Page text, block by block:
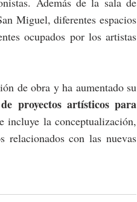
Miguel, diferentes espacios
ocupados por los artistas
de obra y ha aumentado su
proyectos artísticos para
incluye la conceptualización,
con las nuevas